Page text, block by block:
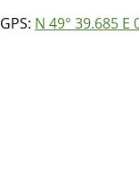
GPS: N 49° 39.685 E